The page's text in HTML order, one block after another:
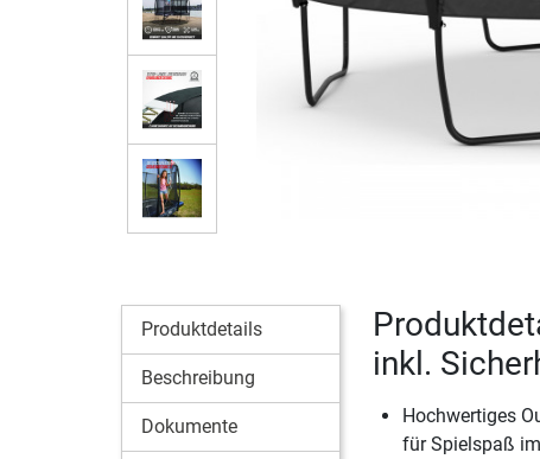
Produktdetails
Beschreibung
Dokumente
inkl.
Hochwertiges
für Spielspaß